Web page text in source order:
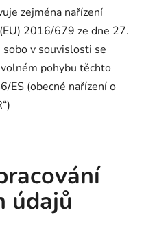
zejména nařízení
2016/679 ze dne 27.
v souvislosti se
pohybu těchto
ES (obecné nařízení o
údajů